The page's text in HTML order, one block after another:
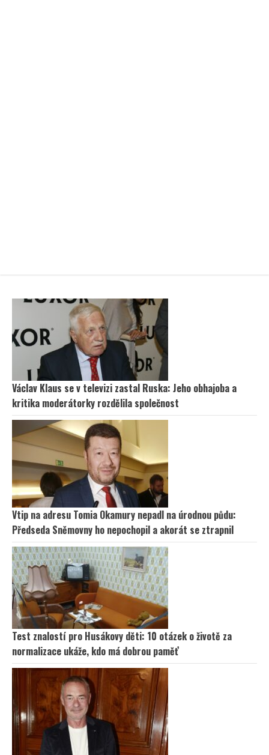
Václav Klaus se v televizi zastal Ruska: Jeho obhajoba a
kritika moderátorky rozdělila společnost
Vtip na adresu Tomia Okamury nepadl na úrodnou půdu:
Předseda Sněmovny ho nepochopil a akorát se ztrapnil
Test znalostí pro Husákovy děti: 10 otázek o životě za
normalizace ukáže, kdo má dobrou paměť